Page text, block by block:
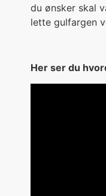
du ønsker skal
lette gulfargen
Her ser du